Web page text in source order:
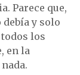
Parece que,
y solo
los
en la